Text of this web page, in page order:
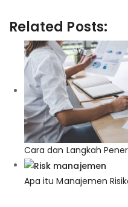
Related Posts:
Cara dan Langkah
Apa itu Manajemen